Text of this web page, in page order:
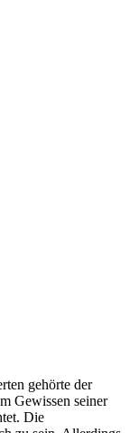
gehörte der
Gewissen seiner
Die